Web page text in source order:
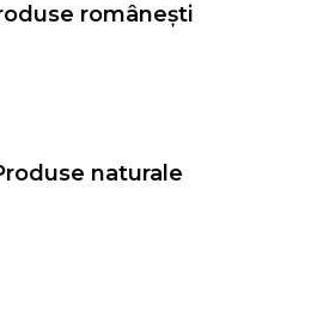
românești
naturale